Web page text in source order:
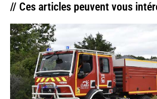
// Ces articles peuvent vous